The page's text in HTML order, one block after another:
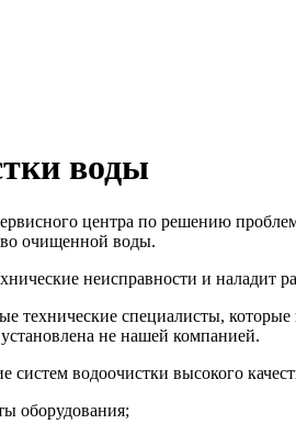
воды
центра по решению
очищенной воды.
неисправности и наладит
технические специалисты,
не нашей компанией.
водоочистки высокого
оборудования;